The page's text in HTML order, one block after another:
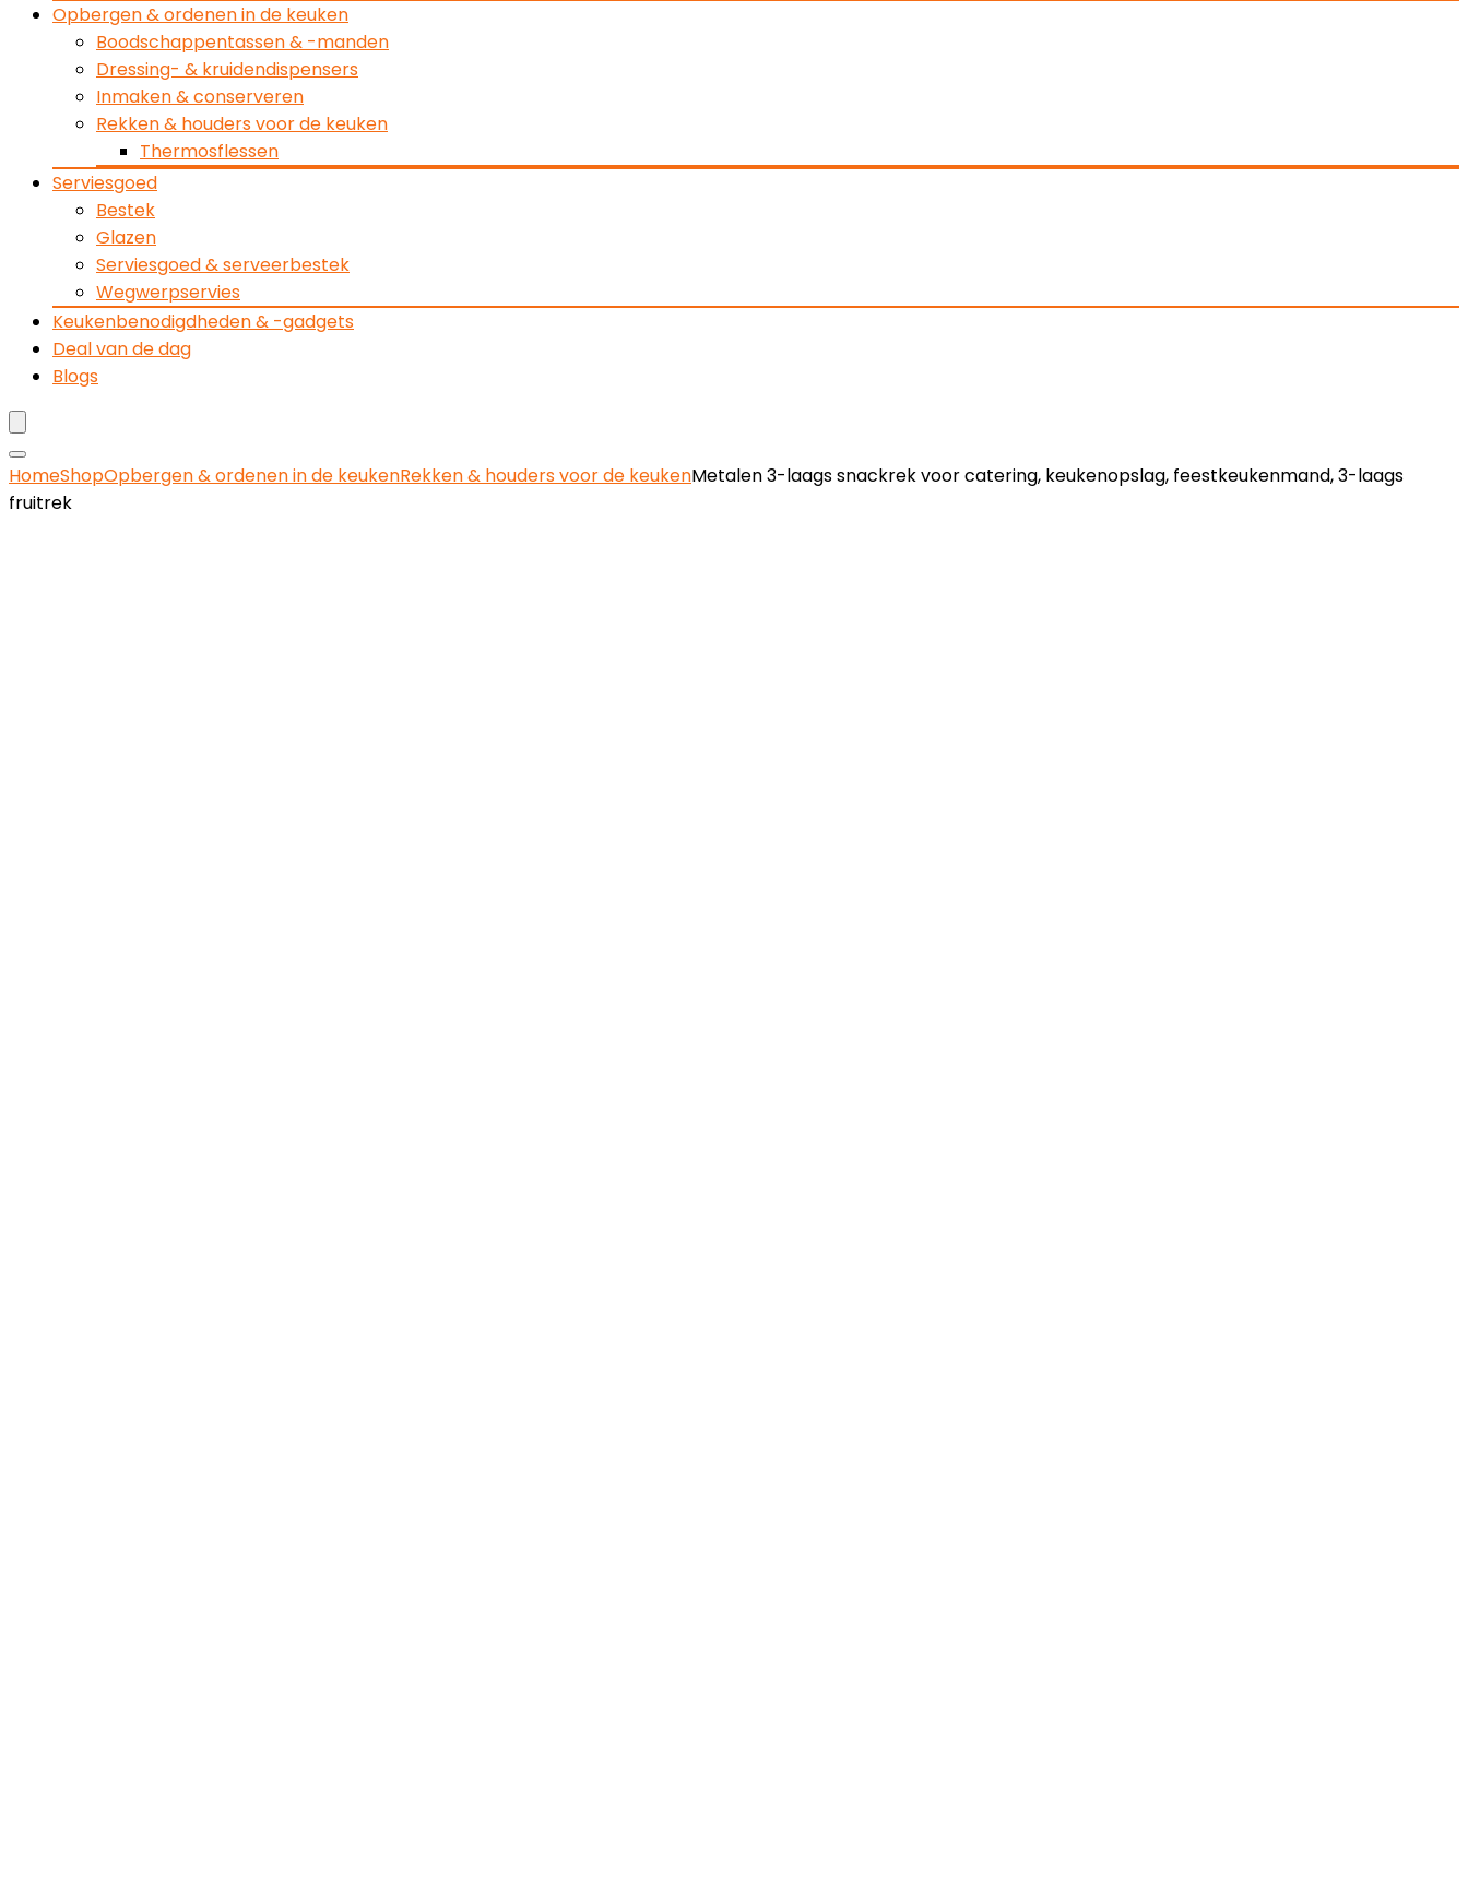
Opbergen & ordenen in de keuken
Boodschappentassen & -manden
Dressing- & kruidendispensers
Inmaken & conserveren
Rekken & houders voor de keuken
Thermosflessen
Serviesgoed
Bestek
Glazen
Serviesgoed & serveerbestek
Wegwerpservies
Keukenbenodigdheden & -gadgets
Deal van de dag
Blogs
HomeShopOpbergen & ordenen in de keukenRekken & houders voor de keukenMetalen 3-laags snackrek voor catering, keukenopslag, feestkeukenmand, 3-laags
fruitrek